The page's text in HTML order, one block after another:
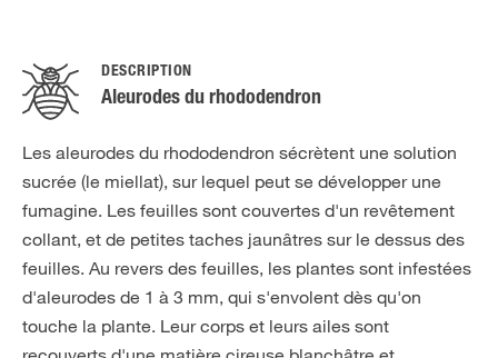
DESCRIPTION
Aleurodes du rhododendron
Les aleurodes du rhododendron sécrètent une solution
sucrée (le miellat), sur lequel peut se développer une
fumagine. Les feuilles sont couvertes d'un revêtement
collant, et de petites taches jaunâtres sur le dessus des
feuilles. Au revers des feuilles, les plantes sont infestées
d'aleurodes de 1 à 3 mm, qui s'envolent dès qu'on
touche la plante. Leur corps et leurs ailes sont